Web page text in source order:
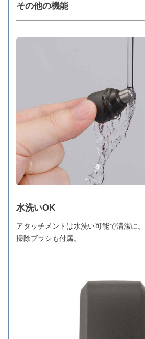
その他の機能
水洗いOK
アタッチメントは水洗い可能で清潔に。
掃除ブラシも付属。